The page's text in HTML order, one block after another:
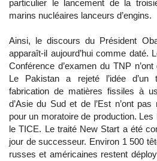
particulier le lancement de la
marins nucléaires lanceurs d’engins.
Ainsi, le discours du Président
apparaît-il aujourd’hui comme daté.
Conférence d’examen du TNP
Le Pakistan a rejeté l’idée d’un
fabrication de matières fissiles à
d’Asie du Sud et de l’Est n’ont pas
pour un moratoire de production. Les
le TICE. Le traité New Start a été
jour de successeur. Environ 1 500
russes et américaines restent